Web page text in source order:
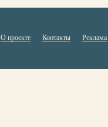
О проекте Контакты Реклама